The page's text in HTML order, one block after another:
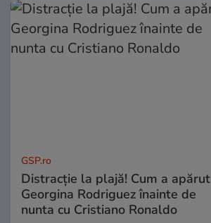
GSP.ro
Distracție la plajă! Cum a apărut
Georgina Rodriguez înainte de
nunta cu Cristiano Ronaldo